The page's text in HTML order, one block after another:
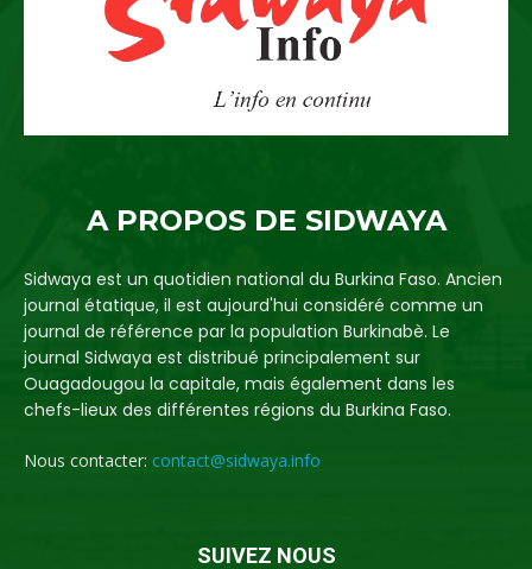
A PROPOS DE SIDWAYA
Sidwaya est un quotidien national du Burkina Faso. Ancien
journal étatique, il est aujourd'hui considéré comme un
journal de référence par la population Burkinabè. Le
journal Sidwaya est distribué principalement sur
Ouagadougou la capitale, mais également dans les
chefs-lieux des différentes régions du Burkina Faso.
Nous contacter: contact@sidwaya.info
SUIVEZ NOUS